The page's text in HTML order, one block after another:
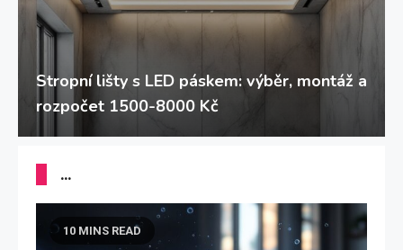
Stropní lišty s LED páskem: výběr, montáž a
rozpočet 1500-8000 Kč
...
10 MINS READ